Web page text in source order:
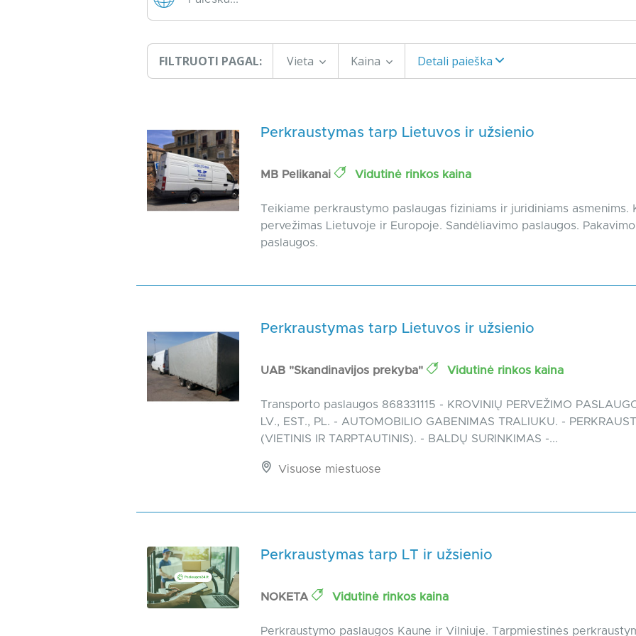
FILTRUOTI PAGAL: Vieta Kaina Detali paieška
Perkraustymas tarp Lietuvos ir užsienio
MB Pelikanai Vidutinė rinkos kaina
Teikiame perkraustymo paslaugas fiziniams ir juridiniams asmenims.
pervežimas Lietuvoje ir Europoje. Sandėliavimo paslaugos. Pakavimo
paslaugos.
Perkraustymas tarp Lietuvos ir užsienio
UAB "Skandinavijos prekyba" Vidutinė rinkos kaina
Transporto paslaugos 868331115 - KROVINIŲ PERVEŽIMO
LV., EST., PL. - AUTOMOBILIO GABENIMAS TRALIUKU. -
(VIETINIS IR TARPTAUTINIS). - BALDŲ SURINKIMAS -...
Visuose miestuose
Perkraustymas tarp LT ir užsienio
NOKETA Vidutinė rinkos kaina
Perkraustymo paslaugos Kaune ir Vilniuje. Tarpmiestinės